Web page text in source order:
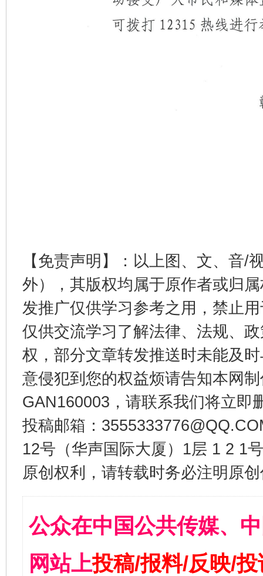
【免责声明】：以上图、文、音/
外），其版权均属于原作者或归
发推广仅供学习参考之用，禁止
仅供交流学习了解法律、法规、
权，部分文章转发推送时未能及
意侵犯到您的权益烦请告知本网
GAN160003，请联系我们将立即
投稿邮箱：
12号（华声国际大厦）1层 1 2 1
原创权利，请转载时务必注明原
公众在中国公共传媒、
网站上投稿/报料/反映/